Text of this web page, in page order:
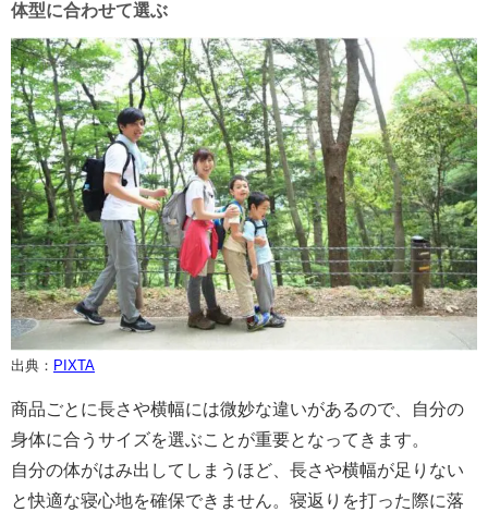
体型に合わせて選ぶ
出典： PIXTA
商品ごとに長さや横幅には微妙な違いがあるので、自分の
身体に合うサイズを選ぶことが重要となってきます。
自分の体がはみ出してしまうほど、長さや横幅が足りない
と快適な寝心地を確保できません。寝返りを打った際に落